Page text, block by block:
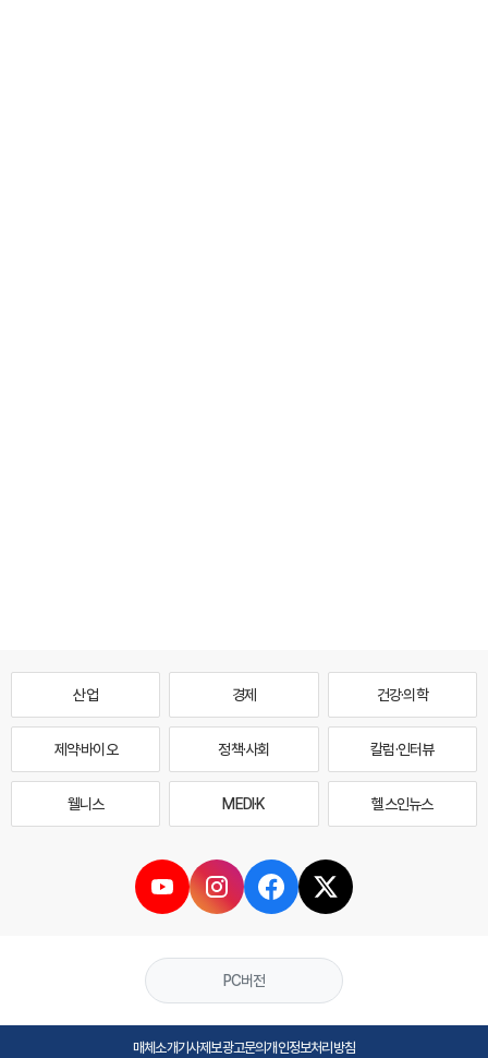
산업 경제 건강·의학
제약·바이오 정책·사회 칼럼·인터뷰
웰니스 MEDI·K 헬스인뉴스
PC버전
매체소개기사제보광고문의개인정보처리방침